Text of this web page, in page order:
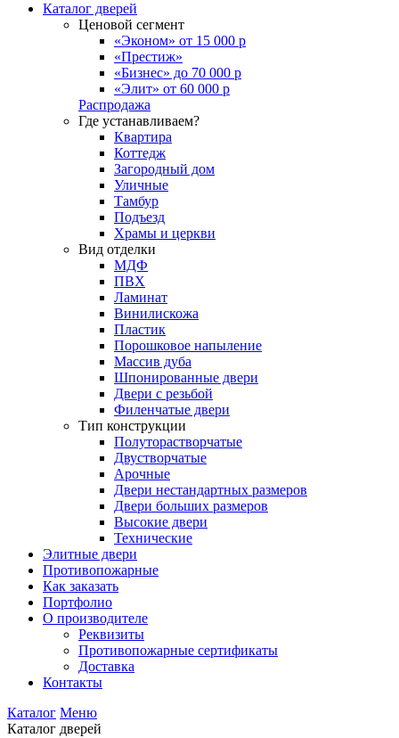
Каталог дверей
Ценовой сегмент
«Эконом» от 15 000 р
«Престиж»
«Бизнес» до 70 000 р
«Элит» от 60 000 р
Распродажа
Где устанавливаем?
Квартира
Коттедж
Загородный дом
Уличные
Тамбур
Подъезд
Храмы и церкви
Вид отделки
МДФ
ПВХ
Ламинат
Винилискожа
Пластик
Порошковое напыление
Массив дуба
Шпонированные двери
Двери с резьбой
Филенчатые двери
Тип конструкции
Полуторастворчатые
Двустворчатые
Арочные
Двери нестандартных размеров
Двери больших размеров
Высокие двери
Технические
Элитные двери
Противопожарные
Как заказать
Портфолио
О производителе
Реквизиты
Противопожарные сертификаты
Доставка
Контакты
Каталог Меню
Каталог дверей